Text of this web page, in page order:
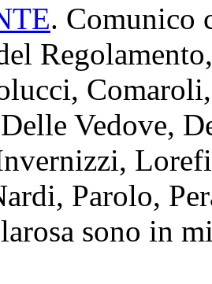
. Comunico
Vedove,
Parolo,
sono in